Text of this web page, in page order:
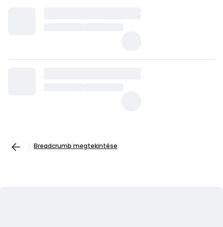
Breadcrumb megtekintése